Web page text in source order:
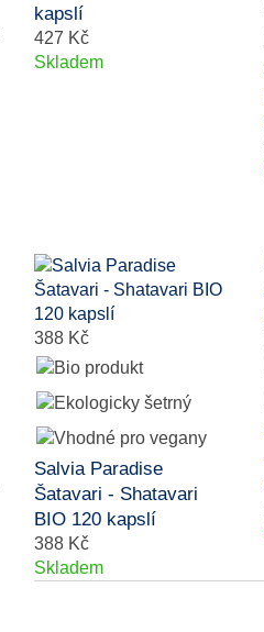
kapslí
427 Kč
Skladem
388 Kč
Salvia Paradise
Šatavari - Shatavari
BIO 120 kapslí
388 Kč
Skladem